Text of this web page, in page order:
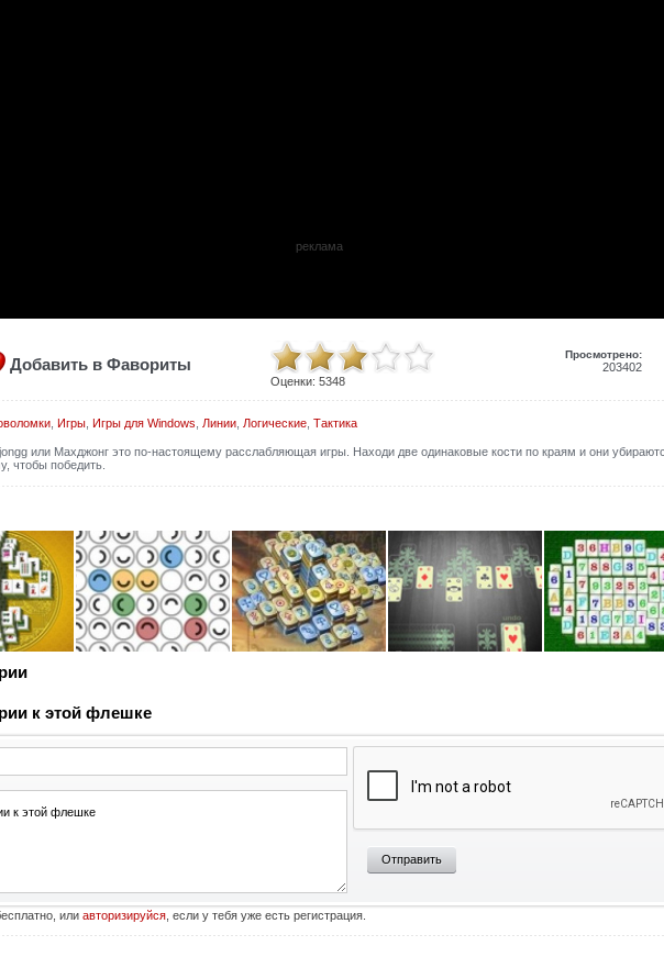
реклама
Добавить в Фавориты
Оценки: 5348
Просмотрено:
203402
, Игры, Игры для Windows Линии, Логические, Тактика
или Махджонг это по-настоящему расслабляющая игры. Находи две одинаковые кости по краям и они
чтобы победить.
к этой флешке
Отправить
или авторизируйся, если у тебя уже есть регистрация.